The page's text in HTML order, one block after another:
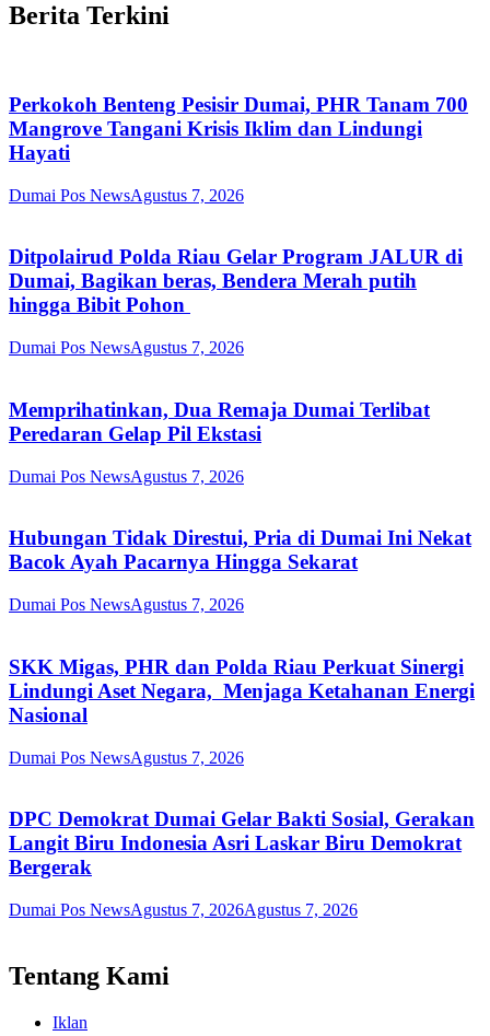
Berita Terkini
Perkokoh Benteng Pesisir Dumai, PHR Tanam 700
Mangrove Tangani Krisis Iklim dan Lindungi
Hayati
Dumai Pos NewsAgustus 7, 2026
Ditpolairud Polda Riau Gelar Program JALUR di
Dumai, Bagikan beras, Bendera Merah putih
hingga Bibit Pohon
Dumai Pos NewsAgustus 7, 2026
Memprihatinkan, Dua Remaja Dumai Terlibat
Peredaran Gelap Pil Ekstasi
Dumai Pos NewsAgustus 7, 2026
Hubungan Tidak Direstui, Pria di Dumai Ini Nekat
Bacok Ayah Pacarnya Hingga Sekarat
Dumai Pos NewsAgustus 7, 2026
SKK Migas, PHR dan Polda Riau Perkuat Sinergi
Lindungi Aset Negara, Menjaga Ketahanan Energi
Nasional
Dumai Pos NewsAgustus 7, 2026
DPC Demokrat Dumai Gelar Bakti Sosial, Gerakan
Langit Biru Indonesia Asri Laskar Biru Demokrat
Bergerak
Dumai Pos NewsAgustus 7, 2026Agustus 7, 2026
Tentang Kami
Iklan